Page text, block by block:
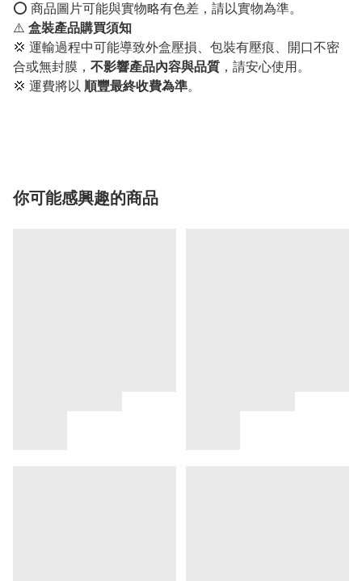
⭕️ 商品圖片可能與實物略有色差，請以實物為準。
⚠️ 盒裝產品購買須知
💢 運輸過程中可能導致外盒壓損、包裝有壓痕、開口不密
合或無封膜， 不影響產品內容與品質 ，請安心使用。
💢 運費將以 順豐最終收費為準。
你可能感興趣的商品